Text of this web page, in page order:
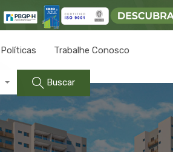
Políticas Trabalhe Conosco
Buscar